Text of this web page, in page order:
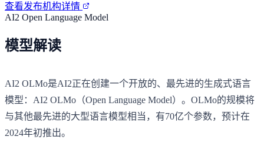
查看发布机构详情
AI2 Open Language Model
模型解读
AI2 OLMo是AI2正在创建一个开放的、最先进的生成式语言
模型：AI2 OLMo（Open Language Model）。OLMo的规模将
与其他最先进的大型语言模型相当，有70亿个参数，预计在
2024年初推出。